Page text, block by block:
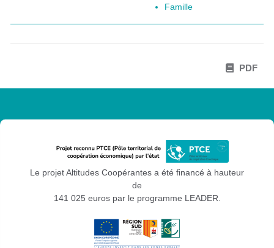
Famille
PDF
Le projet Altitudes Coopérantes a été financé à hauteur
de
141 025 euros par le programme LEADER.